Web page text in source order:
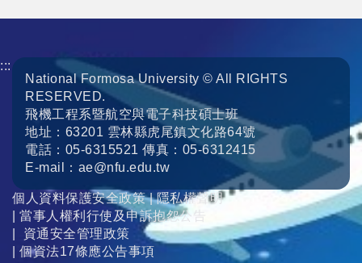
:::
National Formosa University © All RIGHTS
RESERVED.
飛機工程系暨航空與電子科技碩士班
地址：63201 雲林縣虎尾鎮文化路64號
電話：05-6315521 傳真：05-6312415
E-mail：ae@nfu.edu.tw
個人資料保護安全政策|隱私權聲明
當事人權利行使及申訴抱怨公告
資通安全管理政策
個資法17條應公告事項